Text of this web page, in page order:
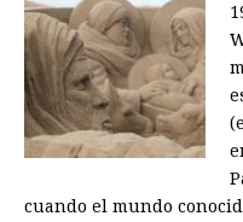
cuando el mundo